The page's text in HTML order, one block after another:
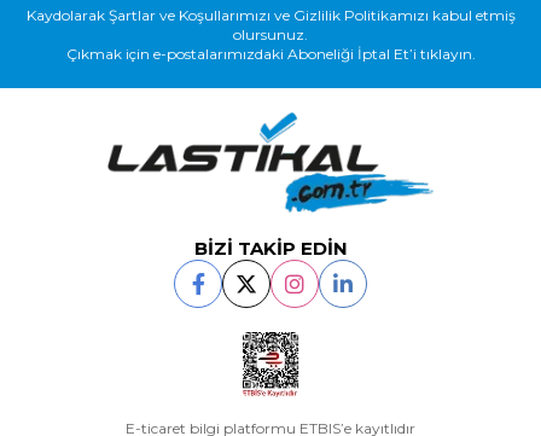
Kaydolarak Şartlar ve Koşullarımızı ve Gizlilik Politikamızı kabul etmiş
olursunuz.
Çıkmak için e-postalarımızdaki Aboneliği İptal Et’i tıklayın.
BİZİ TAKİP EDİN
E-ticaret bilgi platformu ETBIS’e kayıtlıdır